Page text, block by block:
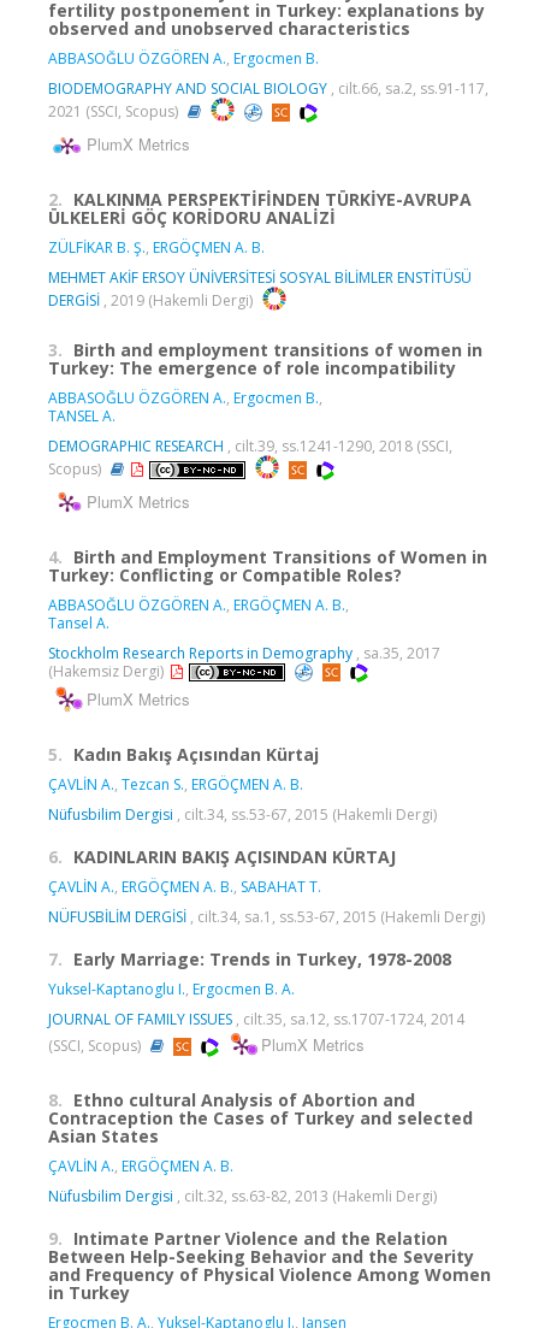
fertility postponement in Turkey: explanations by
observed and unobserved characteristics
ABBASOĞLU ÖZGÖREN A., Ergocmen B.
BIODEMOGRAPHY AND SOCIAL BIOLOGY , cilt.66, sa.2, ss.91-117,
2021 (SSCI, Scopus)
PlumX Metrics
2. KALKINMA PERSPEKTİFİNDEN TÜRKİYE-AVRUPA
ÜLKELERİ GÖÇ KORİDORU ANALİZİ
ZÜLFİKAR B. Ş., ERGÖÇMEN A. B.
MEHMET AKİF ERSOY ÜNİVERSİTESİ SOSYAL BİLİMLER ENSTİTÜSÜ
DERGİSİ , 2019 (Hakemli Dergi)
3. Birth and employment transitions of women in
Turkey: The emergence of role incompatibility
ABBASOĞLU ÖZGÖREN A., Ergocmen B.,
TANSEL A.
DEMOGRAPHIC RESEARCH , cilt.39, ss.1241-1290, 2018 (SSCI,
Scopus)
PlumX Metrics
4. Birth and Employment Transitions of Women in
Turkey: Conflicting or Compatible Roles?
ABBASOĞLU ÖZGÖREN A., ERGÖÇMEN A. B.,
Tansel A.
Stockholm Research Reports in Demography , sa.35, 2017
(Hakemsiz Dergi)
PlumX Metrics
5. Kadın Bakış Açısından Kürtaj
ÇAVLİN A., Tezcan S., ERGÖÇMEN A. B.
Nüfusbilim Dergisi , cilt.34, ss.53-67, 2015 (Hakemli Dergi)
6. KADINLARIN BAKIŞ AÇISINDAN KÜRTAJ
ÇAVLİN A., ERGÖÇMEN A. B., SABAHAT T.
NÜFUSBİLİM DERGİSİ , cilt.34, sa.1, ss.53-67, 2015 (Hakemli Dergi)
7. Early Marriage: Trends in Turkey, 1978-2008
Yuksel-Kaptanoglu I., Ergocmen B. A.
JOURNAL OF FAMILY ISSUES , cilt.35, sa.12, ss.1707-1724, 2014
(SSCI, Scopus)
PlumX Metrics
8. Ethno cultural Analysis of Abortion and
Contraception the Cases of Turkey and selected
Asian States
ÇAVLİN A., ERGÖÇMEN A. B.
Nüfusbilim Dergisi , cilt.32, ss.63-82, 2013 (Hakemli Dergi)
9. Intimate Partner Violence and the Relation
Between Help-Seeking Behavior and the Severity
and Frequency of Physical Violence Among Women
in Turkey
Ergocmen B. A., Yuksel-Kaptanoglu I., Jansen